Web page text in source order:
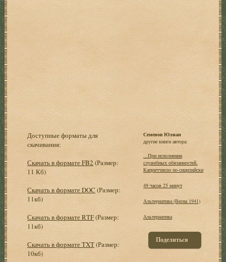
Доступные форматы для
скачивания:
Скачать в формате FB2 (Размер:
11 Кб)
Скачать в формате DOC (Размер:
11кб)
Скачать в формате RTF(Размер:
11кб)
Скачать в формате TXT(Размер:
10кб)
Семенов Юлиан
другие книги автора:
...При исполнении
служебных обязанностей.
Каприччиозо по-сицилийски
49 часов 25 минут
Альтеpнатива (Весна 1941)
Альтернатива
Поделиться